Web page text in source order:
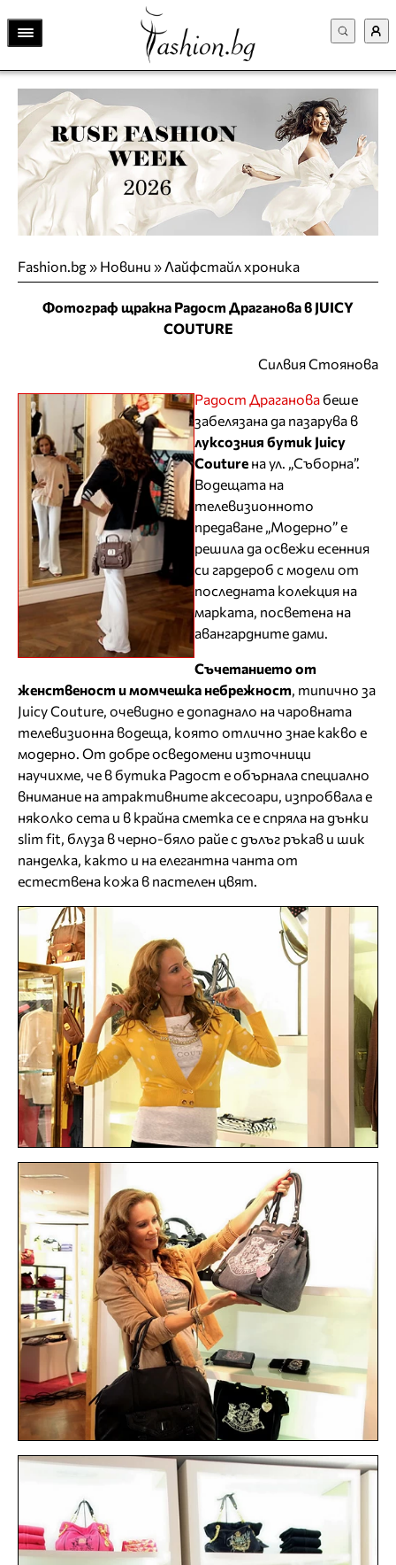
Fashion.bg» Новини » Лайфстайл хроника
Фотограф щракна Радост Драганова в JUICY
COUTURE
Силвия Стоянова
Радост Драганова беше
забелязана да пазарува в
луксозния бутик Juicy
Couture на ул. „Съборна”.
Водещата на
телевизионното
предаване „Модерно” е
решила да освежи есенния
си гардероб с модели от
последната колекция на
марката, посветена на
авангардните дами.
Съчетанието от
женственост и момчешка небрежност , типично за
Juicy Couture, очевидно е допаднало на чаровната
телевизионна водеща, която отлично знае какво е
модерно. От добре осведомени източници
научихме, че в бутика Радост е обърнала специално
внимание на атрактивните аксесоари, изпробвала е
няколко сета и в крайна сметка се е спряла на дънки
slim fit, блуза в черно-бяло райе с дълъг ръкав и шик
панделка, както и на елегантна чанта от
естествена кожа в пастелен цвят.